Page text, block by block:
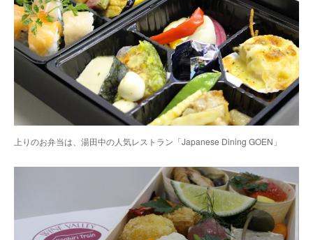
上りのお弁当は、湯田中の人気レストラン「Japanese Dining GOEN」